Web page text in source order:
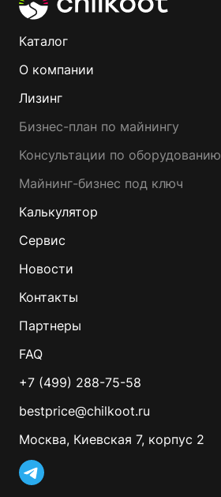
Каталог
О компании
Лизинг
Бизнес-план по майнингу
Консультации по оборудованию
Майнинг-бизнес под ключ
Калькулятор
Сервис
Новости
Контакты
Партнеры
FAQ
+7 (499) 288-75-58
bestprice@chilkoot.ru
Москва, Киевская 7, корпус 2